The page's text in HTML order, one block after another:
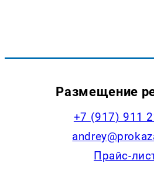
Размещение
+7 (917) 911
Прайс-